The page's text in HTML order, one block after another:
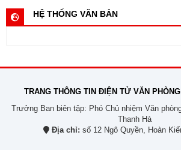
HỆ THỐNG VĂN BẢN
TRANG THÔNG TIN ĐIỆN TỬ VĂN
Trưởng Ban biên tập: Phó Chủ nhiệm Văn
Thanh Hà
Địa chỉ: số 12 Ngô Quyền, Hoàn